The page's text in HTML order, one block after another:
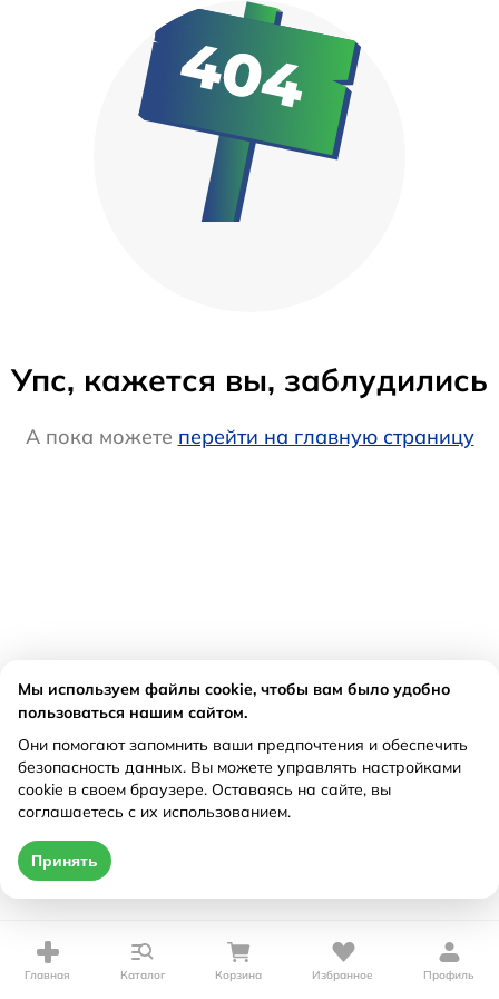
Упс, кажется вы, заблудились
А пока можете перейти на главную страницу
Главная Каталог Корзина Избранное Профиль
Мы используем файлы cookie, чтобы вам было удобно
пользоваться нашим сайтом.
Они помогают запомнить ваши предпочтения и обеспечить
безопасность данных. Вы можете управлять настройками
cookie в своем браузере. Оставаясь на сайте, вы
соглашаетесь с их использованием.
Принять